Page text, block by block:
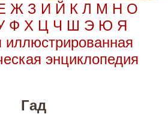
Ж З И Й К Л М Н О
Ф Х Ц Ч Ш Э Ю Я
иллюстрированная
энциклопедия
Гад